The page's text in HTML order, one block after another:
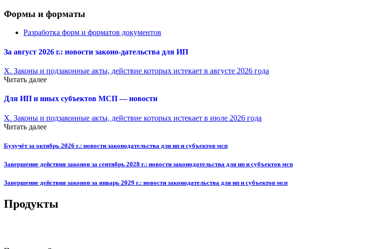
Формы и форматы
Разработка форм и форматов документов
За август 2026 г.: новости законо-дательства для ИП
X. Законы и подзаконные акты, действие которых истекает в августе 2026 года
Читать далее
Для ИП и иных субъектов МСП — новости
X. Законы и подзаконные акты, действие которых истекает в июле 2026 года
Читать далее
Бухучёт за октябрь 2026 г.: новости законодательства для ип и субъектов мсп
Завершение действия законов за сентябрь 2028 г.: новости законодательства для ип и субъектов мсп
Завершение действия законов за январь 2029 г.: новости законодательства для ип и субъектов мсп
Продукты